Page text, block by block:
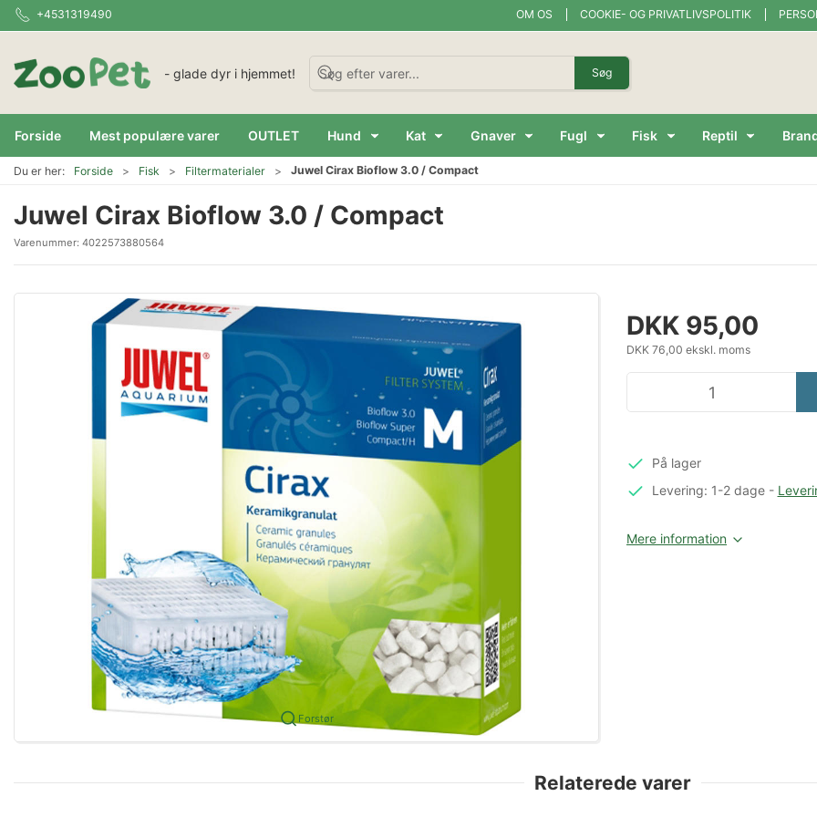
+4531319490 OM OS COOKIE- OG PRIVATLIVSPOLITIK
- glade dyr i hjemmet! Søg
Forside Mest populære varer OUTLET Hund Kat Gnaver Fugl Fisk Reptil
Du er her: Forside Fisk Filtermaterialer Juwel Cirax Bioflow 3.0 / Compact
Juwel Cirax Bioflow 3.0 / Compact
Varenummer: 4022573880564
Forstør
DKK 95,00
DKK 76,00 ekskl. moms
På lager
Levering: 1-2 dage-
Mere information
Relaterede varer